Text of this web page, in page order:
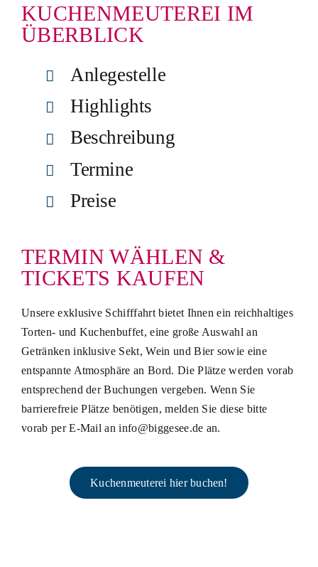
KUCHENMEUTEREI IM
ÜBERBLICK
Anlegestelle
Highlights
Beschreibung
Termine
Preise
TERMIN WÄHLEN &
TICKETS KAUFEN
Unsere exklusive Schifffahrt bietet Ihnen ein reichhaltiges
Torten- und Kuchenbuffet, eine große Auswahl an
Getränken inklusive Sekt, Wein und Bier sowie eine
entspannte Atmosphäre an Bord. Die Plätze werden vorab
entsprechend der Buchungen vergeben. Wenn Sie
barrierefreie Plätze benötigen, melden Sie diese bitte
vorab per E-Mail an info@biggesee.de an.
Kuchenmeuterei hier buchen!
E-Mail:
info@biggesee.de
Anfahrt: Anleger, Parken & Barrierefreiheit